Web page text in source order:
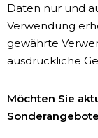
Daten nur und
Verwendung
gewährte
ausdrückliche
Registrierung
Möchten Sie